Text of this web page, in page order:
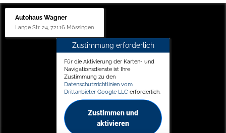
Autohaus Wagner
Lange Str. 24, 72116 Mössingen
Zustimmung erforderlich
Für die Aktivierung der Karten- und
Navigationsdienste ist Ihre
Zustimmung zu den
Datenschutzrichtlinien vom
Drittanbieter Google LLC erforderlich.
Zustimmen und
aktivieren